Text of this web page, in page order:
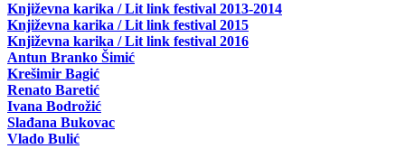
Književna karika / Lit link festival 2013-2014
Književna karika / Lit link festival 2015
Književna karika / Lit link festival 2016
Antun Branko Šimić
Krešimir Bagić
Renato Baretić
Ivana Bodrožić
Slađana Bukovac
Vlado Bulić